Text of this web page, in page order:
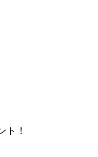
ト！